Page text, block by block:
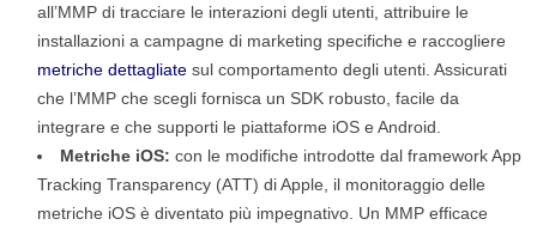
all’MMP di tracciare le interazioni degli utenti, attribuire le
installazioni a campagne di marketing specifiche e raccogliere
metriche dettagliate sul comportamento degli utenti. Assicurati
che l’MMP che scegli fornisca un SDK robusto, facile da
integrare e che supporti le piattaforme iOS e Android.
Metriche iOS: con le modifiche introdotte dal framework App
Tracking Transparency (ATT) di Apple, il monitoraggio delle
metriche iOS è diventato più impegnativo. Un MMP efficace